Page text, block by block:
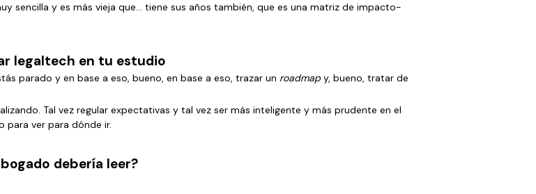
sencilla y es más vieja que… tiene sus años también, que es una matriz de impacto-
legaltech en tu estudio
parado y en base a eso, bueno, en base a eso, trazar un roadmap y, bueno, tratar de
Tal vez regular expectativas y tal vez ser más inteligente y más prudente en el
ver para dónde ir.
debería leer?